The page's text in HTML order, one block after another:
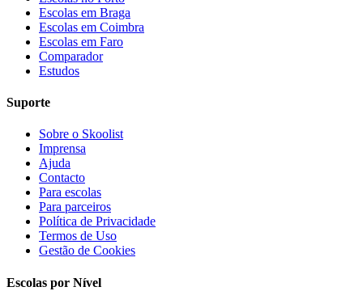
Escolas em Braga
Escolas em Coimbra
Escolas em Faro
Comparador
Estudos
Suporte
Sobre o Skoolist
Imprensa
Ajuda
Contacto
Para escolas
Para parceiros
Política de Privacidade
Termos de Uso
Gestão de Cookies
Escolas por Nível